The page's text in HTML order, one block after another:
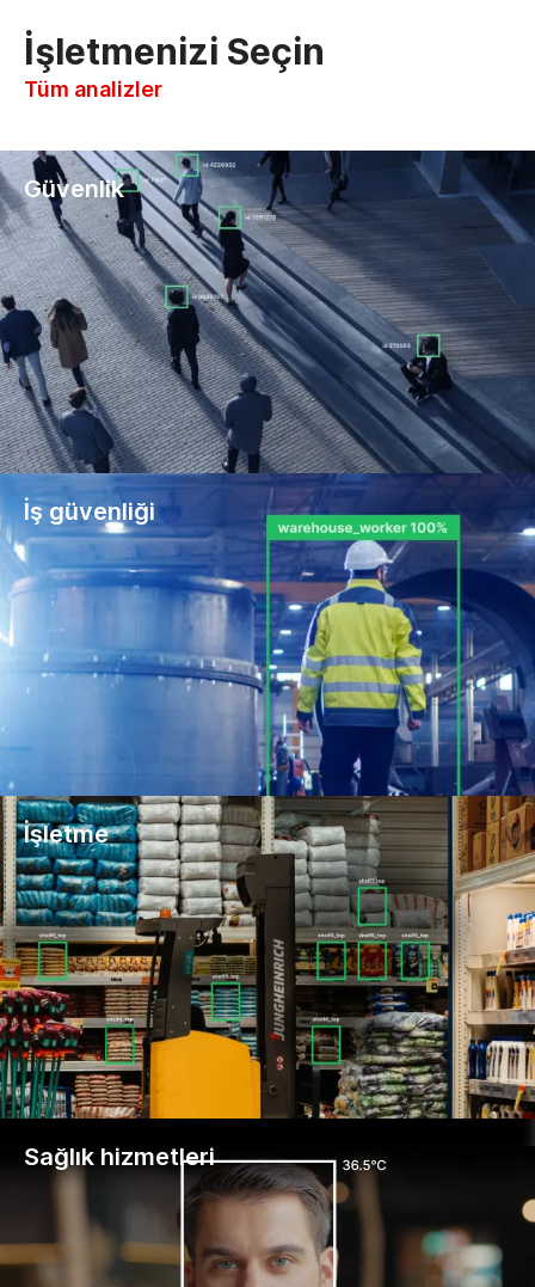
İşletmenizi Seçin
Tüm analizler
Güvenlik
İş güvenliği
İşletme
Sağlık hizmetleri